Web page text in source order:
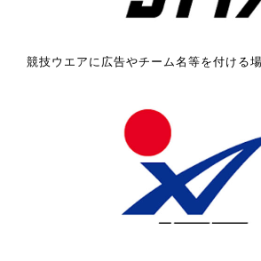
競技ウエアに広告やチーム名等を付ける